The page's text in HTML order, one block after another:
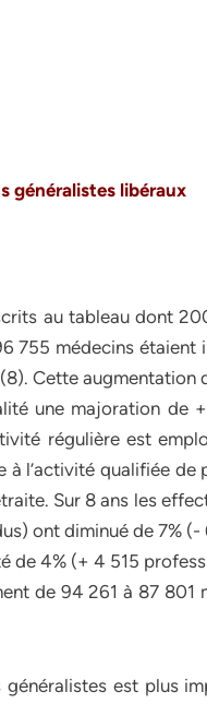
généralistes libéraux
au tableau dont
755 médecins
Cette
une majoration de
régulière est
l’activité qualifiée de
Sur 8 ans les
ont diminué de 7%
de 4% (+ 4 515
de 94 261 à 87 801
est plus